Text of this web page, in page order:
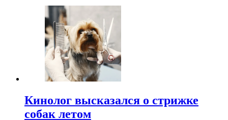
Кинолог высказался о стрижке
собак летом